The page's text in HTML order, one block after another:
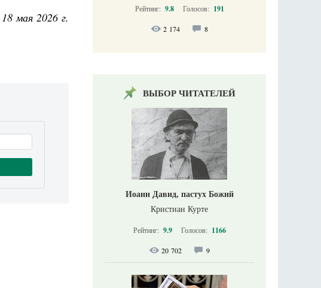
18 мая 2026 г.
Рейтинг: 9.8 Голосов: 191
2 174 8
ВЫБОР ЧИТАТЕЛЕЙ
Иоанн Давид, пастух Божий
Кристиан Курте
Рейтинг: 9.9 Голосов: 1166
20 702 9